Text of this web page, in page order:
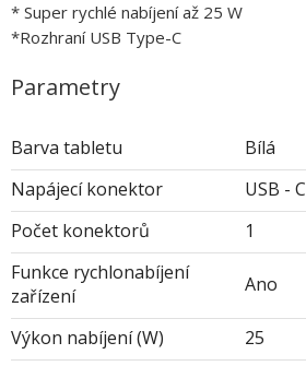
* Super rychlé nabíjení až 25 W
*Rozhraní USB Type-C
Parametry
Barva tabletu
Bílá
Napájecí konektor
USB - C
Počet konektorů
1
Funkce rychlonabíjení
zařízení
Ano
Výkon nabíjení (W)
25